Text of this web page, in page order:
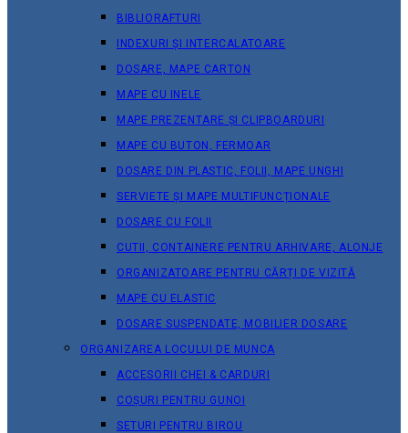
BIBLIORAFTURI
INDEXURI ȘI INTERCALATOARE
DOSARE, MAPE CARTON
MAPE CU INELE
MAPE PREZENTARE ȘI CLIPBOARDURI
MAPE CU BUTON, FERMOAR
DOSARE DIN PLASTIC, FOLII, MAPE UNGHI
SERVIETE ȘI MAPE MULTIFUNCȚIONALE
DOSARE CU FOLII
CUTII, CONTAINERE PENTRU ARHIVARE, ALONJE
ORGANIZATOARE PENTRU CĂRȚI DE VIZITĂ
MAPE CU ELASTIC
DOSARE SUSPENDATE, MOBILIER DOSARE
ORGANIZAREA LOCULUI DE MUNCA
ACCESORII CHEI & СARDURI
COȘURI PENTRU GUNOI
SETURI PENTRU BIROU